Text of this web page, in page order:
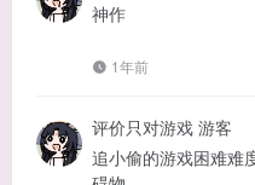
神作
1年前
评价只对游戏 游客
追小偷的游戏困难难